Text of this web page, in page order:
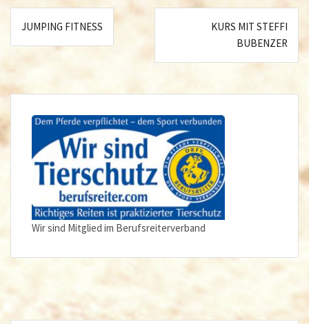
Beitragsnavigation
JUMPING FITNESS
KURS MIT STEFFI
BUBENZER
Wir sind Mitglied im Berufsreiterverband